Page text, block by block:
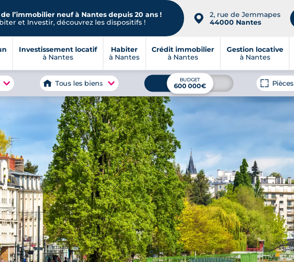
l’immobilier neuf à Nantes depuis 20 ans !
et Investir, découvrez les dispositifs !
📍
2, rue de Jemmapes
44000 Nantes
Investissement locatif
à Nantes
Habiter
à Nantes
Crédit immobilier
à Nantes
Gestion locative
à Nantes
Tous les biens BUDGET
600 000€ Pièces